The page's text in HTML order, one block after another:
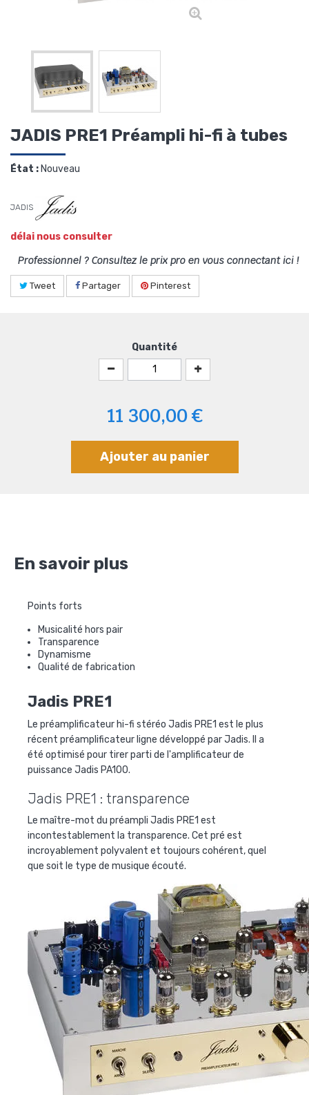
JADIS PRE1 Préampli hi-fi à tubes
État :Nouveau
JADIS
délai nous consulter
Professionnel ? Consultez le prix pro en vous connectant ici !
Tweet Partager Pinterest
Quantité
11 300,00 €
Ajouter au panier
En savoir plus
Points forts
Musicalité hors pair
Transparence
Dynamisme
Qualité de fabrication
Jadis PRE1
Le préamplificateur hi-fi stéréo Jadis PRE1 est le plus
récent préamplificateur ligne développé par Jadis. Il a
été optimisé pour tirer parti de l'amplificateur de
puissance Jadis PA100.
Jadis PRE1 : transparence
Le maître-mot du préampli Jadis PRE1 est
incontestablement la transparence. Cet pré est
incroyablement polyvalent et toujours cohérent, quel
que soit le type de musique écouté.